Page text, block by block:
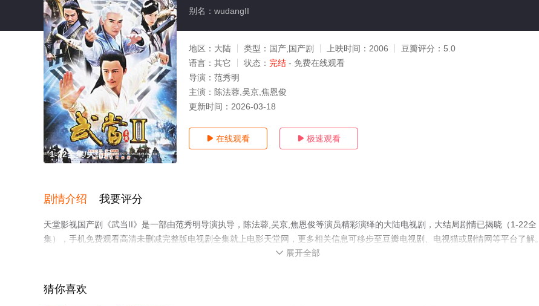
1-22全集/大结局
别名：wudangII
地区： 大陆 类型： 国产,国产剧 上映时间： 2006 豆瓣评分： 5.0
语言： 其它 状态： 完结 - 免费在线观看
导演： 范秀明
主演： 陈法蓉,吴京,焦恩俊
更新时间： 2026-03-18
 在线观看  极速观看
剧情介绍 我要评分
天堂影视国产剧《武当II》是一部由范秀明导演执导，陈法蓉,吴京,焦恩俊等演员精彩演绎的大陆电视剧，大结局剧情已揭晓（1-22全
集），手机免费观看高清未删减完整版电视剧全集就上电影天堂网，更多相关信息可移步至豆瓣电视剧、电视猫或剧情网等平台了解。
 展开全部
猜你喜欢